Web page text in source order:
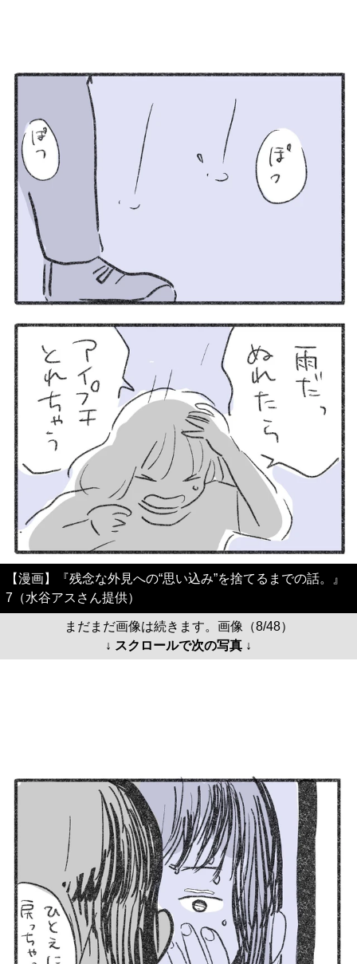
【漫画】『残念な外見への“思い込み”を捨てるまでの話。』
7（水谷アスさん提供）
まだまだ画像は続きます。画像（8/48）
↓ スクロールで次の写真 ↓